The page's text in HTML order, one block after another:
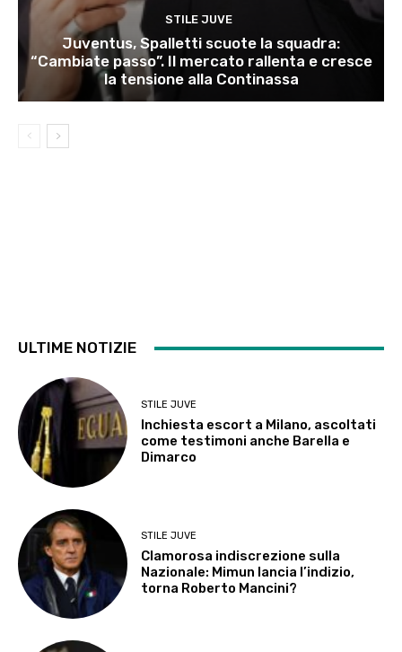
STILE JUVE
Juventus, Spalletti scuote la squadra:
“Cambiate passo”. Il mercato rallenta e cresce
la tensione alla Continassa
ULTIME NOTIZIE
STILE JUVE
Inchiesta escort a Milano, ascoltati
come testimoni anche Barella e
Dimarco
STILE JUVE
Clamorosa indiscrezione sulla
Nazionale: Mimun lancia l’indizio,
torna Roberto Mancini?